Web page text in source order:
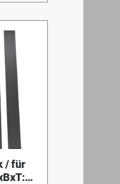
für
mit
für die
/ für